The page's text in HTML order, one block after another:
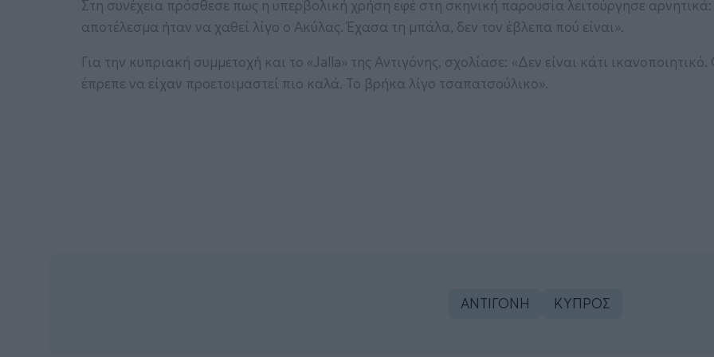
Στη συνέχεια πρόσθεσε πως η υπερβολική χρήση εφέ στη σκηνική παρουσία λειτούργησε αρνητικά:
αποτέλεσμα ήταν να χαθεί λίγο ο Ακύλας. Έχασα τη μπάλα, δεν τον έβλεπα πού είναι».
Για την κυπριακή συμμετοχή και το «Jalla» της Αντιγόνης, σχολίασε: «Δεν είναι κάτι
έπρεπε να είχαν προετοιμαστεί πιο καλά. Το βρήκα λίγο τσαπατσούλικο».
ΑΝΤΙΓΟΝΗ ΚΥΠΡΟΣ